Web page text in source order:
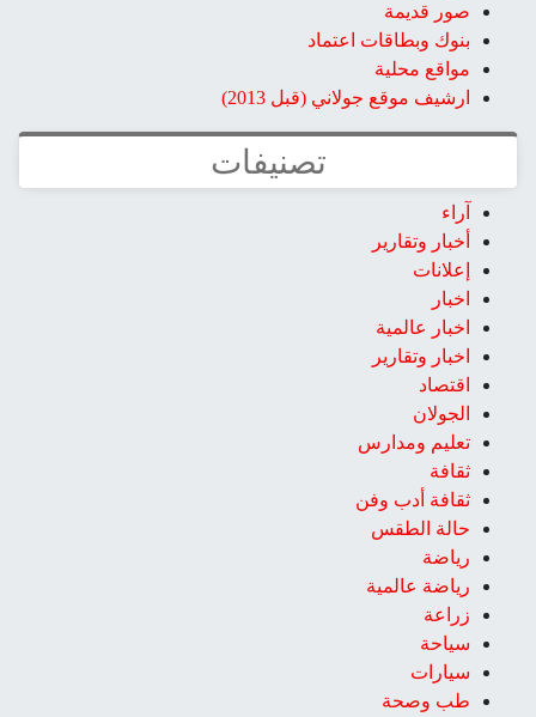
صور قديمة
بنوك وبطاقات اعتماد
مواقع محلية
ارشيف موقع جولاني (قبل 2013)
تصنيفات
آراء
أخبار وتقارير
إعلانات
اخبار
اخبار عالمية
اخبار وتقارير
اقتصاد
الجولان
تعليم ومدارس
ثقافة
ثقافة أدب وفن
حالة الطقس
رياضة
رياضة عالمية
زراعة
سياحة
سيارات
طب وصحة